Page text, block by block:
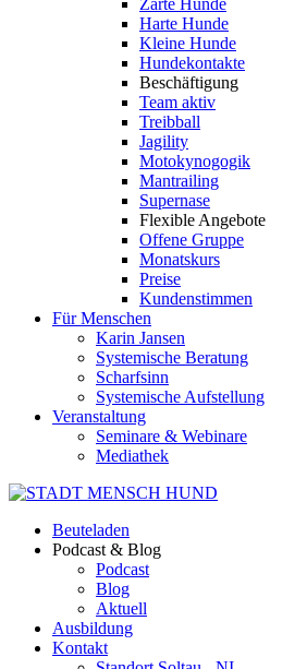
Zarte Hunde
Harte Hunde
Kleine Hunde
Hundekontakte
Beschäftigung
Team aktiv
Treibball
Jagility
Motokynogogik
Mantrailing
Supernase
Flexible Angebote
Offene Gruppe
Monatskurs
Preise
Kundenstimmen
Für Menschen
Karin Jansen
Systemische Beratung
Scharfsinn
Systemische Aufstellung
Veranstaltung
Seminare & Webinare
Mediathek
Beuteladen
Podcast & Blog
Podcast
Blog
Aktuell
Ausbildung
Kontakt